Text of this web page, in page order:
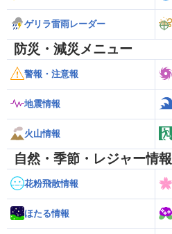
ゲリラ雷雨レーダー
防災・減災メニュー
警報・注意報
地震情報
火山情報
自然・季節・レジャー情報
花粉飛散情報
ほたる情報